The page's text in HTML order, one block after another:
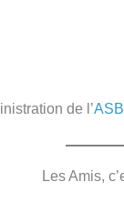
de l’
Les Amis,